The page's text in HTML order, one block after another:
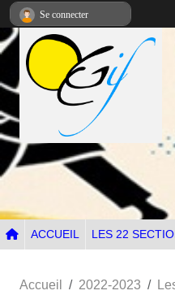
ACCUEIL LES 22
Accueil 2022-2023
Se connecter
Panneau de gestion des